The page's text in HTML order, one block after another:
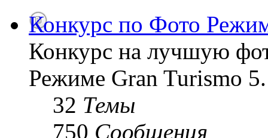
Конкурс по Фото
Конкурс на лучшую
Режиме Gran Turismo 5.
32 Темы
750 Сообщения